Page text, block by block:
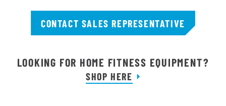
CONTACT SALES REPRESENTATIVE
LOOKING FOR HOME FITNESS EQUIPMENT?
SHOP HERE